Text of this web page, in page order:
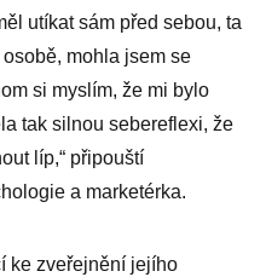
nechám
odstranit
utíkat sám před sebou, ta
mohla jsem se
si myslím, že mi bylo
tak silnou sebereflexi, že
líp,“ připouští
a marketérka.
ke zveřejnění jejího